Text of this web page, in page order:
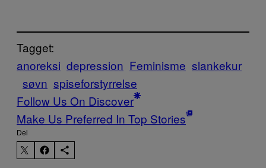
Tagget:
anoreksi depression Feminisme slankekur
søvn spiseforstyrrelse
Follow Us On Discover
Make Us Preferred In Top Stories
Del